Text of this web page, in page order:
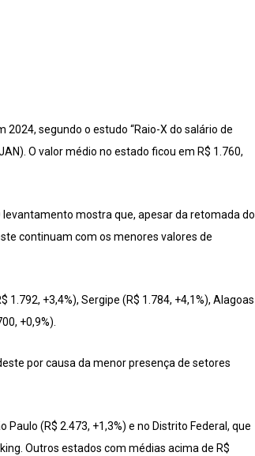
segundo o estudo “Raio-X do salário de
O valor médio no estado ficou em R$ 1.760,
levantamento mostra que, apesar da retomada do
continuam com os menores valores de
+3,4%), Sergipe (R$ 1.784, +4,1%), Alagoas
+0,9%).
por causa da menor presença de setores
(R$ 2.473, +1,3%) e no Distrito Federal, que
Outros estados com médias acima de R$